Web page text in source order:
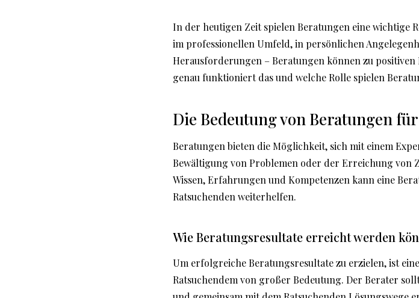
In der heutigen Zeit spielen Beratungen eine wichtige
im professionellen Umfeld, in persönlichen
Herausforderungen – Beratungen können zu
genau funktioniert das und welche Rolle spielen
Die Bedeutung von Beratungen
Beratungen bieten die Möglichkeit, sich mit einem
Bewältigung von Problemen oder der Erreichung von
Wissen, Erfahrungen und Kompetenzen kann eine
Ratsuchenden weiterhelfen.
Wie Beratungsresultate erreicht werden
Um erfolgreiche Beratungsresultate zu erzielen, ist
Ratsuchendem von großer Bedeutung. Der Berater